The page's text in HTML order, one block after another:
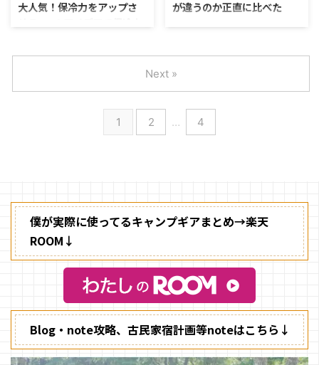
大人気！保冷力をアップさ
コールマンの真っ黒なクーラーボ
は、他社のクーラーボックスには
が違うのか正直に比べた
キャンプの楽しみといえば、食べ
リーキャンプ、グループキャンプ
1 2 … 4
Next »
僕が実際に使ってるキャンプギアまとめ→楽天
ROOM↓
Blog・note攻略、古民家宿計画等noteはこちら↓